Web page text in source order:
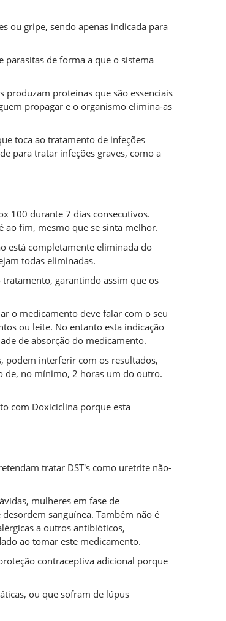
ou gripe, sendo apenas indicada para
parasitas de forma a que o sistema
proteínas que são essenciais
propagar e o organismo elimina-as
toca ao tratamento de infeções
para tratar infeções graves, como a
100 durante 7 dias consecutivos.
ao fim, mesmo que se sinta melhor.
está completamente eliminada do
todas eliminadas.
garantindo assim que os
o medicamento deve falar com o seu
ou leite. No entanto esta indicação
de absorção do medicamento.
podem interferir com os resultados,
de, no mínimo, 2 horas um do outro.
com Doxiciclina porque esta
tratar DST's como uretrite não-
mulheres em fase de
sanguínea. Também não é
a outros antibióticos,
ao tomar este medicamento.
contraceptiva adicional porque
ou que sofram de lúpus